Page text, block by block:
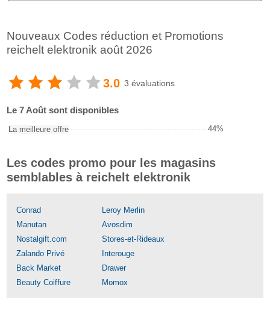
Nouveaux Codes réduction et Promotions
reichelt elektronik août 2026
3.0 3 évaluations
Le 7 Août sont disponibles
La meilleure offre 44%
Les codes promo pour les magasins
semblables à reichelt elektronik
Conrad
Leroy Merlin
Manutan
Avosdim
Nostalgift.com
Stores-et-Rideaux
Zalando Privé
Interouge
Back Market
Drawer
Beauty Coiffure
Momox